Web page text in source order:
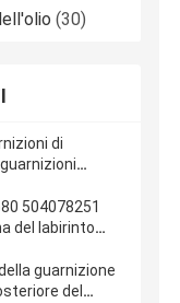
(30)
di
NBR
504078251
del labirinto
14
guarnizione
del